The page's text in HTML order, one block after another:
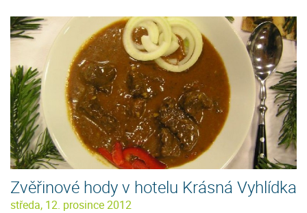
Zvěřinové hody v hotelu Krásná Vyhlídka
středa, 12. prosince 2012